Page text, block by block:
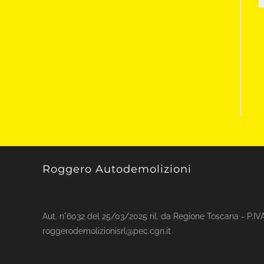
Roggero Autodemolizioni
Aut. n°6032 del 25/03/2025 ril. da Regione Toscana -
roggerodemolizionisrl@pec.cgn.it